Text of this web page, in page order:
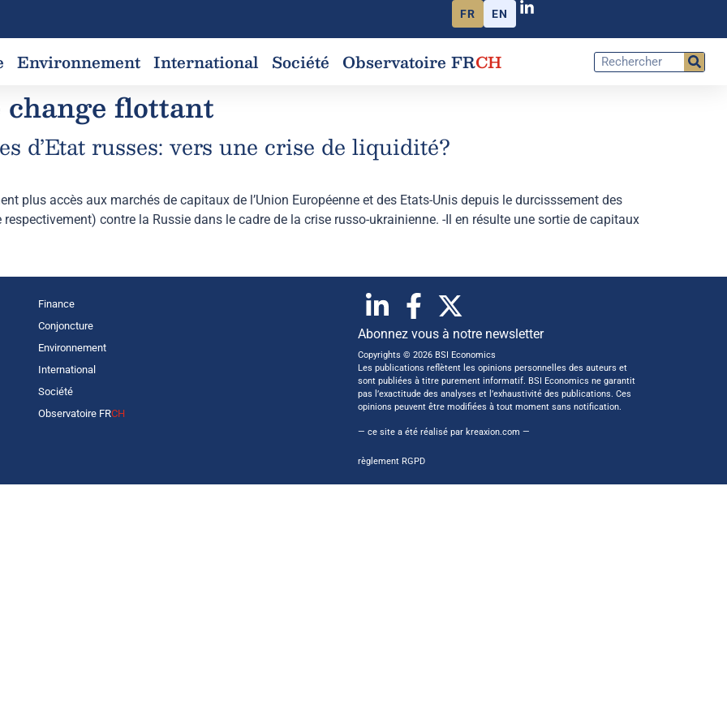
FR EN
Environnement International Société Observatoire FRCH
change flottant
d’Etat russes: vers une crise de liquidité?
plus accès aux marchés de capitaux de l’Union Européenne et des Etats-Unis depuis le durcisssement des
contre la Russie dans le cadre de la crise russo-ukrainienne. -Il en résulte une sortie de capitaux
Finance
Conjoncture
Environnement
International
Société
Observatoire FRCH
Abonnez vous à notre newsletter
Copyrights © 2026 BSI Economics
Les publications reflètent les opinions personnelles des auteurs et
sont publiées à titre purement informatif. BSI Economics ne garantit
pas l’exactitude des analyses et l’exhaustivité des publications. Ces
opinions peuvent être modifiées à tout moment sans notification.
— ce site a été réalisé par kreaxion.com —
règlement RGPD